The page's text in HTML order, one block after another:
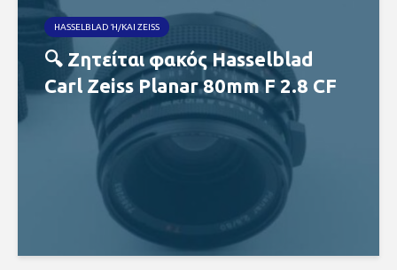
HASSELBLAD Ή/ΚΑΙ ZEISS
🔍 Ζητείται φακός Hasselblad
Carl Zeiss Planar 80mm F 2.8 CF